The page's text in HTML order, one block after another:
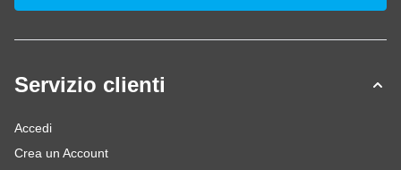
Servizio clienti
Accedi
Crea un Account